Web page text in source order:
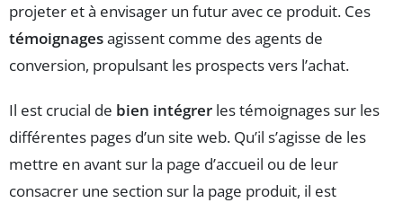
projeter et à envisager un futur avec ce produit. Ces
témoignagesagissent comme des agents de
conversion, propulsant les prospects vers l’achat.
Il est crucial de bien intégrer les témoignages sur les
différentes pages d’un site web. Qu’il s’agisse de les
mettre en avant sur la page d’accueil ou de leur
consacrer une section sur la page produit, il est